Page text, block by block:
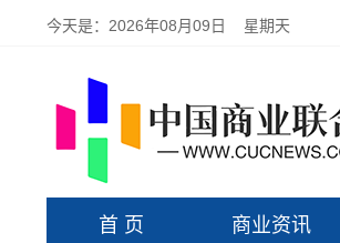
今天是： 2026年08月09日 星期天
首 页 商业资讯